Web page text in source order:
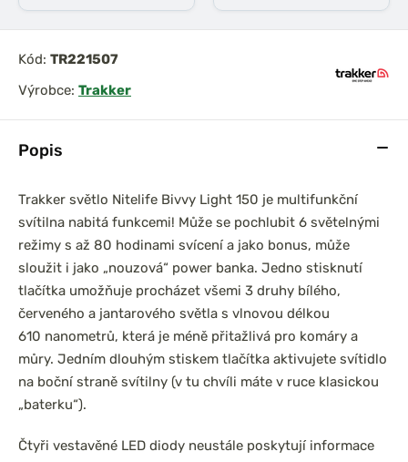
Popis
Trakker světlo Nitelife Bivvy Light 150 je multifunkční
svítilna nabitá funkcemi! Může se pochlubit 6 světelnými
režimy s až 80 hodinami svícení a jako bonus, může
sloužit i jako „nouzová“ power banka. Jedno stisknutí
tlačítka umožňuje procházet všemi 3 druhy bílého,
červeného a jantarového světla s vlnovou délkou
610 nanometrů, která je méně přitažlivá pro komáry a
můry. Jedním dlouhým stiskem tlačítka aktivujete svítidlo
na boční straně svítilny (v tu chvíli máte v ruce klasickou
„baterku“).
Čtyři vestavěné LED diody neustále poskytují informace
Kód: TR221507
Výrobce: Trakker